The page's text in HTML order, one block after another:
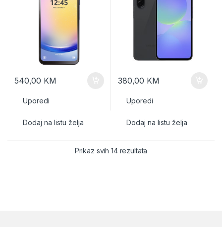
540,00 KM
Uporedi
Dodaj na listu želja
380,00 KM
Uporedi
Dodaj na listu želja
Prikaz svih 14 rezultata